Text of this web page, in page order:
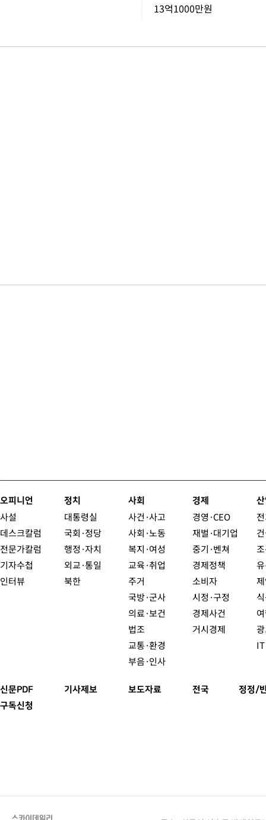
13억1000만원
오피니언
사설
데스크칼럼
전문가칼럼
기자수첩
인터뷰
정치
대통령실
국회·정당
행정·자치
외교·통일
북한
사회
사건·사고
사회·노동
복지·여성
교육·취업
주거
국방·군사
의료·보건
법조
교통·환경
부음·인사
경제
경영·CEO
재벌·대기업
중기·벤쳐
경제정책
소비자
시정·구정
경제사건
거시경제
신문PDF
구독신청
기사제보 보도자료 전국 정정/